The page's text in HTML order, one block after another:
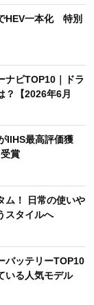
HEV一本化 特別
ナビTOP10｜ドラ
？【2026年6月
IIHS最高評価獲
賞
ム！ 日常の使いや
スタイルへ
バッテリーTOP10
いる人気モデル